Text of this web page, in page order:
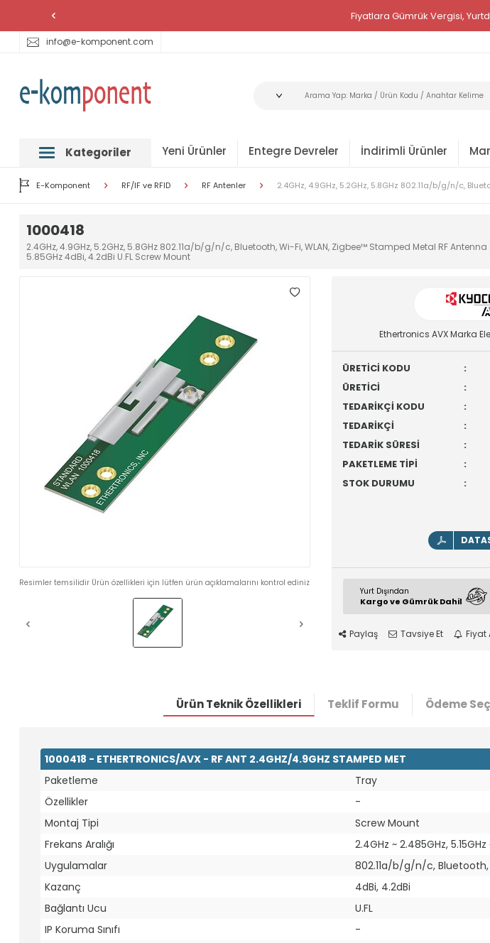
Fiyatlara Gümrük Vergisi,
info@e-komponent.com
Kategoriler Yeni Ürünler Entegre Devreler İndirimli Ürünler
E-Komponent RF/IF ve RFID RF Antenler 2.4GHz, 4.9GHz, 5.2GHz, 5.8GHz 802.11a/b/g/n/c,
1000418
2.4GHz, 4.9GHz, 5.2GHz, 5.8GHz 802.11a/b/g/n/c, Bluetooth, Wi-Fi, WLAN, Zigbee™ Stamped Metal RF Antenna
5.85GHz 4dBi, 4.2dBi U.FL Screw Mount
Resimler temsilidir Ürün özellikleri için lütfen ürün açıklamalarını kontrol ediniz
Ethertronics AVX Marka
ÜRETİCİ KODU :
ÜRETİCİ :
TEDARİKÇİ KODU :
TEDARİKÇİ :
TEDARİK SÜRESİ :
PAKETLEME TİPİ :
STOK DURUMU :
Yurt Dışından
Kargo ve Gümrük Dahil
Paylaş Tavsiye Et Fiyat
Ürün Teknik Özellikleri Teklif Formu Ödeme
1000418 - ETHERTRONICS/AVX - RF ANT 2.4GHZ/4.9GHZ STAMPED MET
Paketleme
Tray
Özellikler
-
Montaj Tipi
Screw Mount
Frekans Aralığı
2.4GHz ~ 2.485GHz, 5.15GHz
Uygulamalar
802.11a/b/g/n/c, Bluetooth,
Kazanç
4dBi, 4.2dBi
Bağlantı Ucu
U.FL
IP Koruma Sınıfı
-